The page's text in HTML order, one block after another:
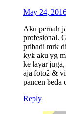
May 24,
Aku pernah
profesional.
pribadi mrk
kyk aku yg
ke layar
aja foto2 &
pancen beda
Reply